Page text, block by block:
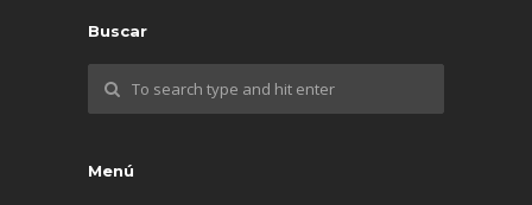
Buscar
Menú